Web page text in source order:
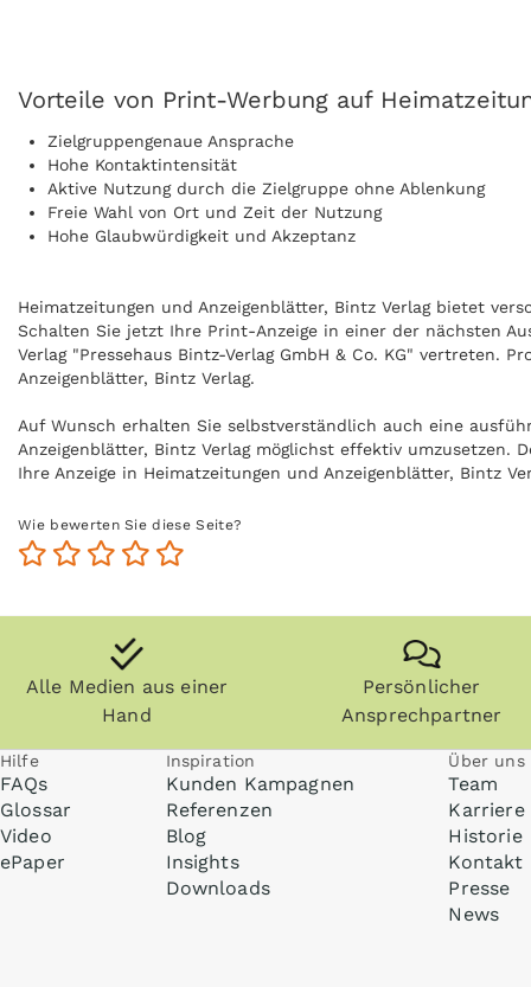
Vorteile von Print-Werbung auf
Zielgruppengenaue Ansprache
Hohe Kontaktintensität
Aktive Nutzung durch die Zielgruppe ohne Ablenkung
Freie Wahl von Ort und Zeit der Nutzung
Hohe Glaubwürdigkeit und Akzeptanz
Heimatzeitungen und Anzeigenblätter, Bintz Verlag bietet
Schalten Sie jetzt Ihre Print-Anzeige in einer der nächsten
Verlag "Pressehaus Bintz-Verlag GmbH & Co. KG"
Anzeigenblätter, Bintz Verlag.
Auf Wunsch erhalten Sie selbstverständlich auch eine
Anzeigenblätter, Bintz Verlag möglichst effektiv
Ihre Anzeige in Heimatzeitungen und Anzeigenblätter, Bintz
Mehr Informationen zum Thema Print-Werbung finden Sie
Wie bewerten Sie diese Seite?
Alle Medien aus einer
Hand
Persönlicher
Ansprechpartner
Hilfe
FAQs
Glossar
Video
ePaper
Inspiration
Kunden Kampagnen
Referenzen
Blog
Insights
Downloads
Über uns
Team
Karriere
Historie
Kontakt
Presse
News